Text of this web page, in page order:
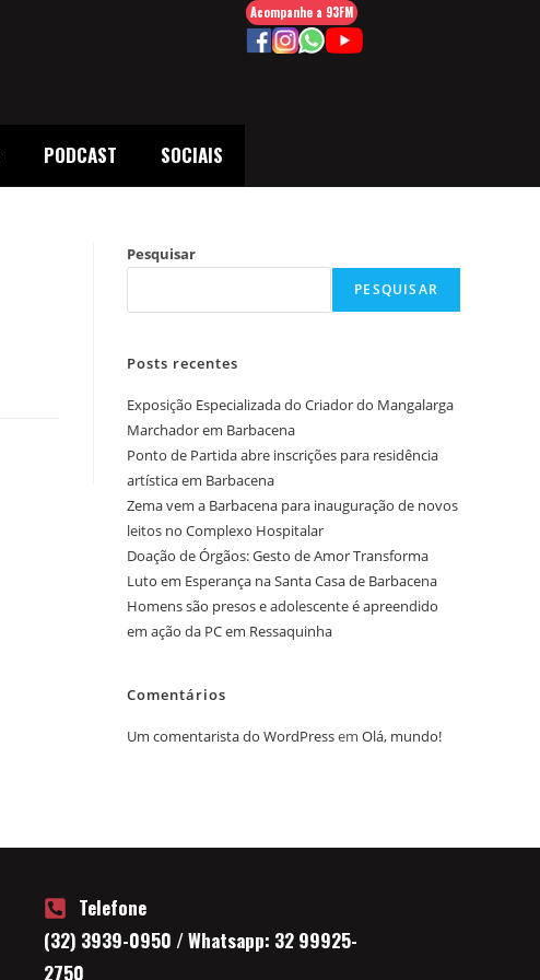
PODCAST SOCIAIS
Acompanhe a 93FM
Pesquisar
PESQUISAR
Posts recentes
Exposição Especializada do Criador do Mangalarga
Marchador em Barbacena
Ponto de Partida abre inscrições para residência
artística em Barbacena
Zema vem a Barbacena para inauguração de novos
leitos no Complexo Hospitalar
Doação de Órgãos: Gesto de Amor Transforma
Luto em Esperança na Santa Casa de Barbacena
Homens são presos e adolescente é apreendido
em ação da PC em Ressaquinha
Comentários
Um comentarista do WordPressem Olá, mundo!
Telefone
(32) 3939-0950 / Whatsapp: 32 99925-
2750